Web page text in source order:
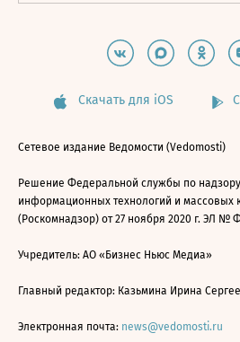
Скачать для iOS
Сетевое издание Ведомости (Vedomosti)
Решение Федеральной службы по
информационных технологий и массовых
(Роскомнадзор) от 27 ноября 2020 г. ЭЛ №
Учредитель: АО «Бизнес Ньюс Медиа»
Главный редактор: Казьмина Ирина
Электронная почта: news@vedomosti.ru